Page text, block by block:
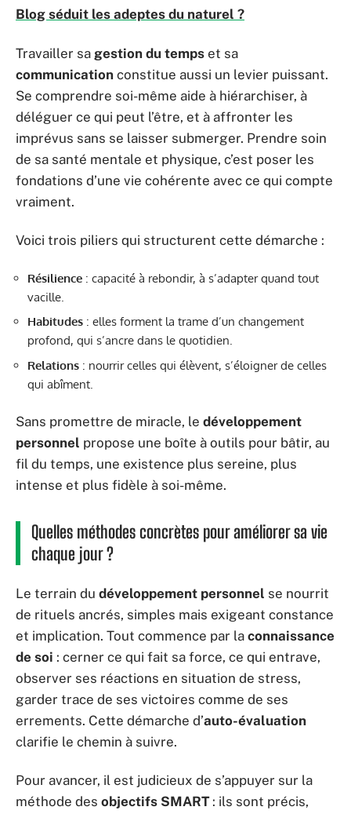
Blog séduit les adeptes du naturel ?
Travailler sa gestion du temps et sa
communication constitue aussi un levier puissant.
Se comprendre soi-même aide à hiérarchiser, à
déléguer ce qui peut l’être, et à affronter les
imprévus sans se laisser submerger. Prendre soin
de sa santé mentale et physique, c’est poser les
fondations d’une vie cohérente avec ce qui compte
vraiment.
Voici trois piliers qui structurent cette démarche :
Résilience : capacité à rebondir, à s’adapter quand tout
vacille.
Habitudes : elles forment la trame d’un changement
profond, qui s’ancre dans le quotidien.
Relations : nourrir celles qui élèvent, s’éloigner de celles
qui abîment.
Sans promettre de miracle, le développement
personnel propose une boîte à outils pour bâtir, au
fil du temps, une existence plus sereine, plus
intense et plus fidèle à soi-même.
Quelles méthodes concrètes pour améliorer sa vie
chaque jour ?
Le terrain du développement personnel se nourrit
de rituels ancrés, simples mais exigeant constance
et implication. Tout commence par la connaissance
de soi : cerner ce qui fait sa force, ce qui entrave,
observer ses réactions en situation de stress,
garder trace de ses victoires comme de ses
errements. Cette démarche d’auto-évaluation
clarifie le chemin à suivre.
Pour avancer, il est judicieux de s’appuyer sur la
méthode des objectifs SMART: ils sont précis,